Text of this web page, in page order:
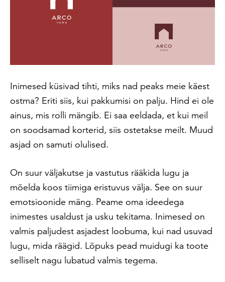
Inimesed küsivad tihti, miks nad peaks meie käest
ostma? Eriti siis, kui pakkumisi on palju. Hind ei ole
ainus, mis rolli mängib. Ei saa eeldada, et kui meil
on soodsamad korterid, siis ostetakse meilt. Muud
asjad on samuti olulised.
On suur väljakutse ja vastutus rääkida lugu ja
mõelda koos tiimiga eristuvus välja. See on suur
emotsioonide mäng. Peame oma ideedega
inimestes usaldust ja usku tekitama. Inimesed on
valmis paljudest asjadest loobuma, kui nad usuvad
lugu, mida räägid. Lõpuks pead muidugi ka toote
selliselt nagu lubatud valmis tegema.